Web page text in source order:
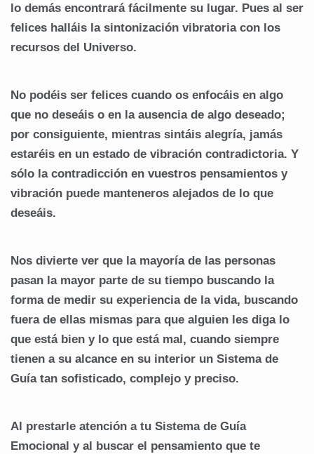
lo demás encontrará fácilmente su lugar. Pues al ser
felices halláis la sintonización vibratoria con los
recursos del Universo.
No podéis ser felices cuando os enfocáis en algo
que no deseáis o en la ausencia de algo deseado;
por consiguiente, mientras sintáis alegría, jamás
estaréis en un estado de vibración contradictoria. Y
sólo la contradicción en vuestros pensamientos y
vibración puede manteneros alejados de lo que
deseáis.
Nos divierte ver que la mayoría de las personas
pasan la mayor parte de su tiempo buscando la
forma de medir su experiencia de la vida, buscando
fuera de ellas mismas para que alguien les diga lo
que está bien y lo que está mal, cuando siempre
tienen a su alcance en su interior un Sistema de
Guía tan sofisticado, complejo y preciso.
Al prestarle atención a tu Sistema de Guía
Emocional y al buscar el pensamiento que te